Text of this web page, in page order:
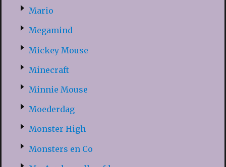
Mario
Megamind
Mickey Mouse
Minecraft
Minnie Mouse
Moederdag
Monster High
Monsters en Co